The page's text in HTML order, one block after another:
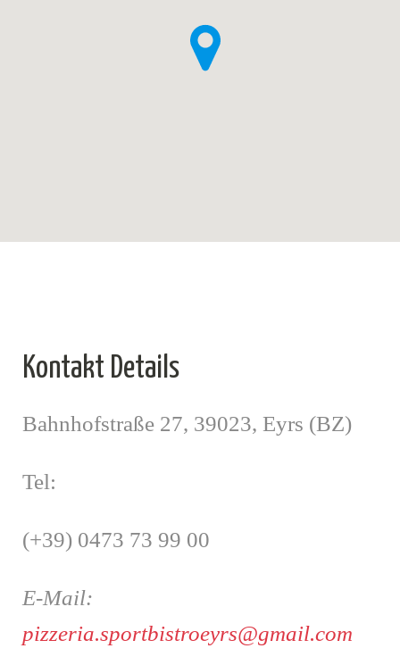
Kontakt Details
Bahnhofstraße 27, 39023, Eyrs (BZ)
Tel:
(+39) 0473 73 99 00
E-Mail:
pizzeria.sportbistroeyrs@gmail.com